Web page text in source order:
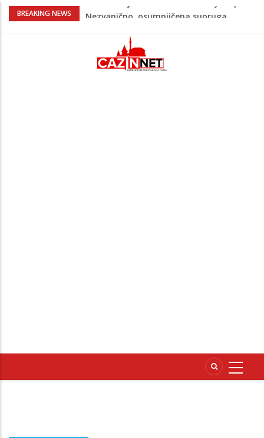
BREAKING NEWS
Na Ahiret preselila Bešić (rođ. Blažević)
Na Ahiret preselio ŠUPUK (Refik) ŠEFIK
Evo koje države su zasad za, a koje
protiv Infantina na izborima: Srbija i